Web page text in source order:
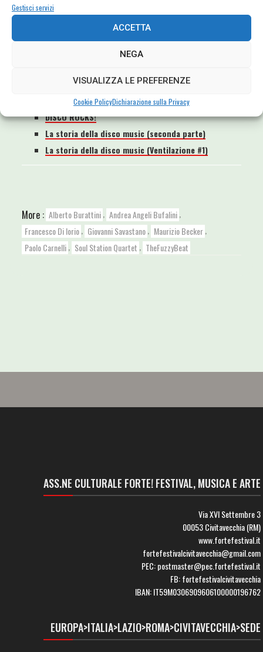
Gestisci servizi
ACCETTA
NEGA
VISUALIZZA LE PREFERENZE
Cookie PolicyDichiarazione sulla Privacy
www.fortefestival.it
DISCO PARTY PER IL FESTIVAL! Libri e musica dance
al Villaggio del Suono
DISCO ROCKS!
La storia della disco music (seconda parte)
La storia della disco music (Ventilazione #1)
More : Alberto Burattini Andrea Angeli Bufalini
Francesco Di Iorio
Giovanni Savastano Maurizio Becker
Paolo Carnelli
Soul Station Quartet TheFuzzyBeat
ASS.NE CULTURALE FORTE! FESTIVAL, MUSICA E ARTE
Via XVI Settembre 3
00053 Civitavecchia (RM)
www.fortefestival.it
fortefestivalcivitavecchia@gmail.com
PEC: postmaster@pec.fortefestival.it
FB: fortefestivalcivitavecchia
IBAN: IT59M0306909606100000196762
EUROPA>ITALIA>LAZIO>ROMA>CIVITAVECCHIA>SEDE